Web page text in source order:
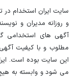
و روزانه مدیران و
آگهی های استخدامی
مطلوب و با کیفیت
این سایت بوده است.
می شود و وابسته به